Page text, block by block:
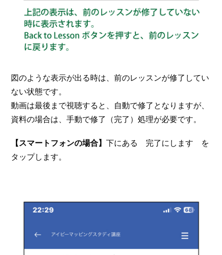
図のような表示が出る時は、前のレッスンが修了してい
ない状態です。
動画は最後まで視聴すると、自動で修了となりますが、
資料の場合は、手動で修了（完了）処理が必要です。
【スマートフォンの場合】下にある 完了にします を
タップします。